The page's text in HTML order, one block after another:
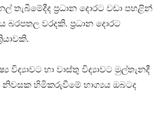
තැබීමේදීද ප්‍රධාන දොරට වඩා පහළින්
වරදකි. ප්‍රධාන දොරට
හා වාස්‌තු විද්‍යාවට මුල්තැනදී
හිමිකරුවීමේ භාග්‍යය ඔබටද